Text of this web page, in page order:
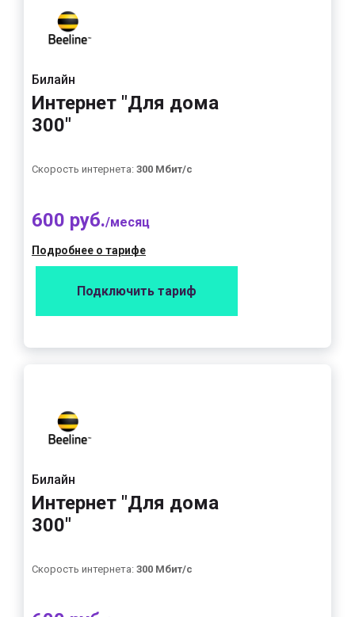
Билайн
Интернет "Для дома
300"
Скорость интернета: 300 Мбит/с
600 руб./месяц
Подробнее о тарифе
Подключить тариф
Билайн
Интернет "Для дома
300"
Скорость интернета: 300 Мбит/с